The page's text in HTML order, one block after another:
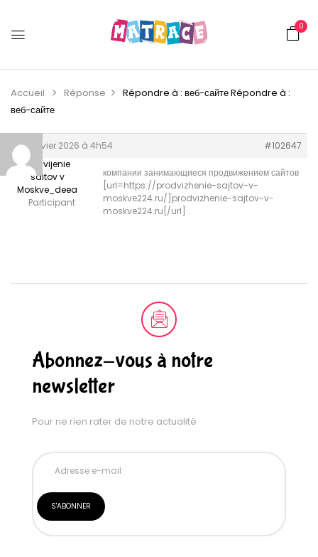
0
Accueil Réponse Répondre à : веб-сайтеRépondre à :
веб-сайте
18 janvier 2026 à 4h54
#102647
Prodvijenie
saitov v
Moskve_deea
Participant
компании занимающиеся продвижением сайтов
[url=https://prodvizhenie-sajtov-v-
moskve224.ru/]prodvizhenie-sajtov-v-
moskve224.ru[/url] .
Abonnez-vous à notre
newsletter
Pour ne rien rater de notre actualité